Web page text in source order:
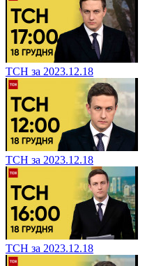
ТСН за 2023.12.18
ТСН за 2023.12.18
ТСН за 2023.12.18